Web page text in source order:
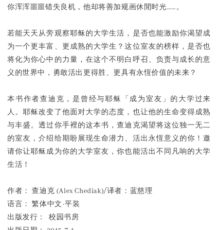
你浑浑噩噩错失良机，他却将善加规画休閒时光……。
若能天天从旁观察耶稣的大学生活，是否也能激励你渴望成
为一个更丰富、更成熟的大学生？这位室友的榜样，是否也
将化为你心中的力量，在这个不明白呼召、负责与成长的意
义的世界中，勇敢活出更得胜、更具有永恆价值的未来？
本书作者查迪克，是曾经与耶稣「成为室友」的大学过来
人。耶稣改变了他面对大学的态度，也让他的生命变得成熟
与丰盛。透过你手裡的这本书，查迪克渴望将这位独一无二
的室友，介绍给期盼展现生命潜力、活出永恆意义的你！邀
请你让耶稣成为你的大学室友，你也能活出不同凡响的大学
生活！
作者： 查迪克 (Alex Chediak)/译者：蓝慈理
语言： 繁体中文·平装
出版发行： 校园书房